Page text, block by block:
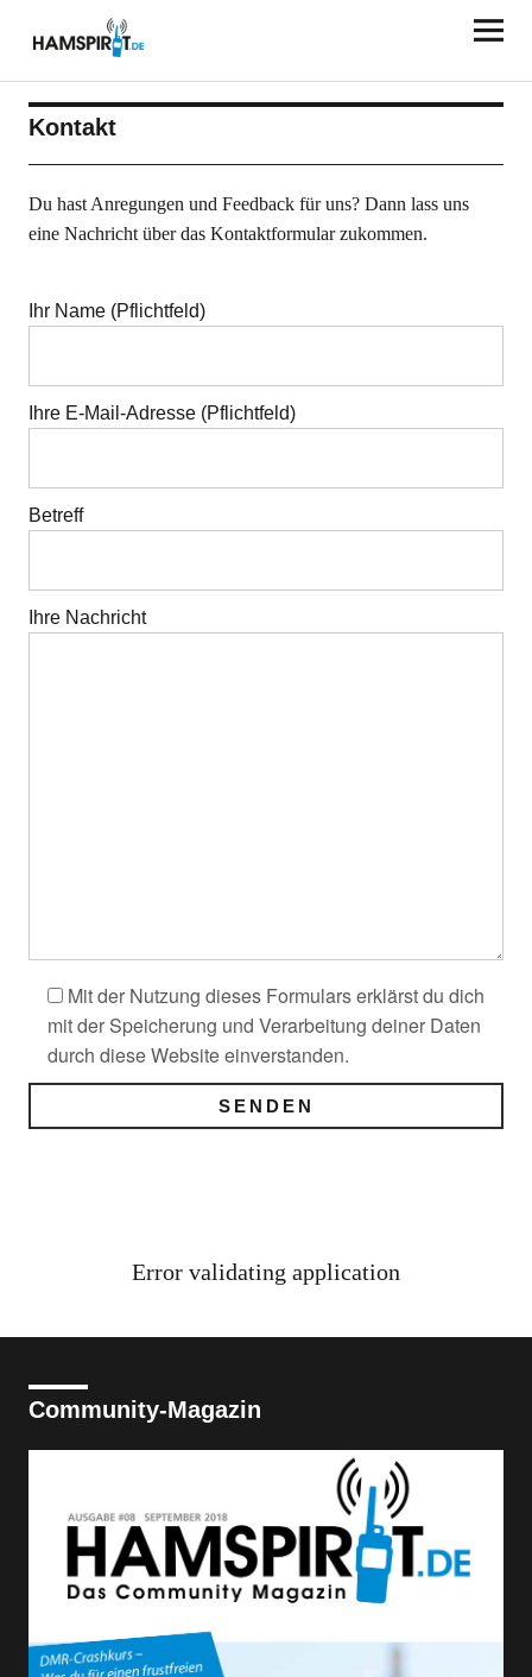
HAMSPIRIT.DE
Kontakt
Du hast Anregungen und Feedback für uns? Dann lass uns
eine Nachricht über das Kontaktformular zukommen.
Ihr Name (Pflichtfeld)
Ihre E-Mail-Adresse (Pflichtfeld)
Betreff
Ihre Nachricht
Mit der Nutzung dieses Formulars erklärst du dich
mit der Speicherung und Verarbeitung deiner Daten
durch diese Website einverstanden.
Error validating application
Community-Magazin